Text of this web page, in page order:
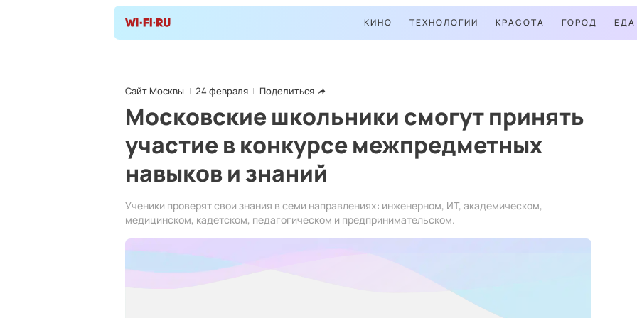
КИНО ТЕХНОЛОГИИ КРАСОТА ГОРОД ЕДА
Сайт Москвы 24 февраля Поделиться
Московские школьники смогут принять
участие в конкурсе межпредметных
навыков и знаний
Ученики проверят свои знания в семи направлениях: инженерном, ИТ, академическом,
медицинском, кадетском, педагогическом и предпринимательском.